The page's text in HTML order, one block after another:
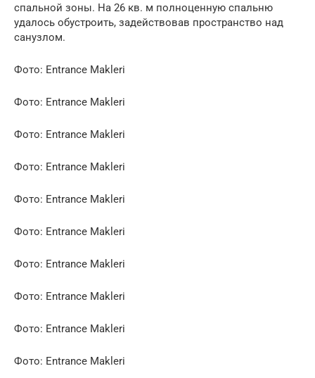
спальной зоны. На 26 кв. м полноценную спальню
удалось обустроить, задействовав пространство над
санузлом.
Фото: Entrance Makleri
Фото: Entrance Makleri
Фото: Entrance Makleri
Фото: Entrance Makleri
Фото: Entrance Makleri
Фото: Entrance Makleri
Фото: Entrance Makleri
Фото: Entrance Makleri
Фото: Entrance Makleri
Фото: Entrance Makleri